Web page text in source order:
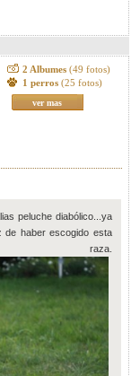
2 Albumes (49 fotos)
1 perros (25 fotos)
ver mas
peluche diabólico...ya
de haber escogido esta
raza.